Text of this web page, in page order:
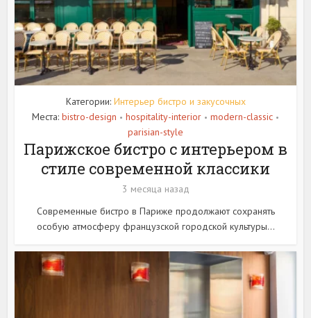
Категории: Интерьер бистро и закусочных
Места: bistro-design • hospitality-interior • modern-classic •
parisian-style
Парижское бистро с интерьером в
стиле современной классики
3 месяца назад
Современные бистро в Париже продолжают сохранять
особую атмосферу французской городской культуры...